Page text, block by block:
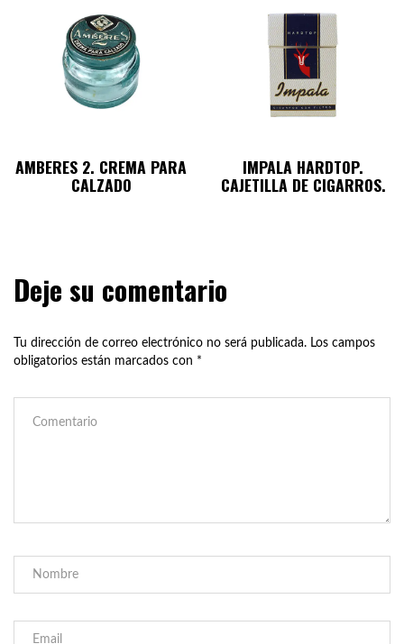
AMBERES 2. CREMA PARA
CALZADO
IMPALA HARDTOP.
CAJETILLA DE CIGARROS.
Deje su comentario
Tu dirección de correo electrónico no será publicada. Los campos
obligatorios están marcados con *